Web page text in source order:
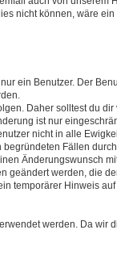
nicht können, wäre
ein Benutzer. Der
Daher solltest du
ist nur
nicht in alle
Fällen
Änderungswunsch
geändert werden, die
temporärer Hinweis
werden. Da wir